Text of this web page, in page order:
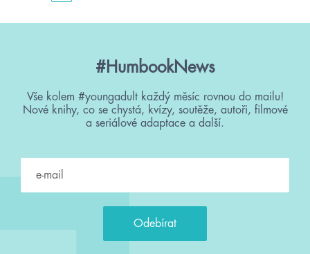
#HumbookNews
Vše kolem #youngadult každý měsíc rovnou do mailu!
Nové knihy, co se chystá, kvízy, soutěže, autoři, filmové
a seriálové adaptace a další.